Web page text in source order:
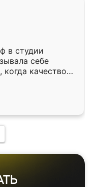
в студии
себе
когда качеством
уже почти